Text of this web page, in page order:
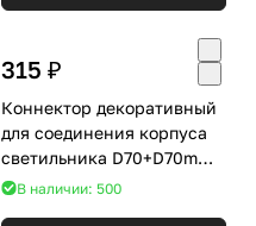
315 ₽
Коннектор декоративный
для соединения корпуса
светильника D70+D70mm
Ambrella DIY Spot A2072
В наличии: 500